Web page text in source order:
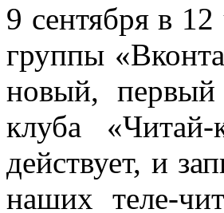
9 сентября в
группы
новый,
клуба
действует, и
наших теле-